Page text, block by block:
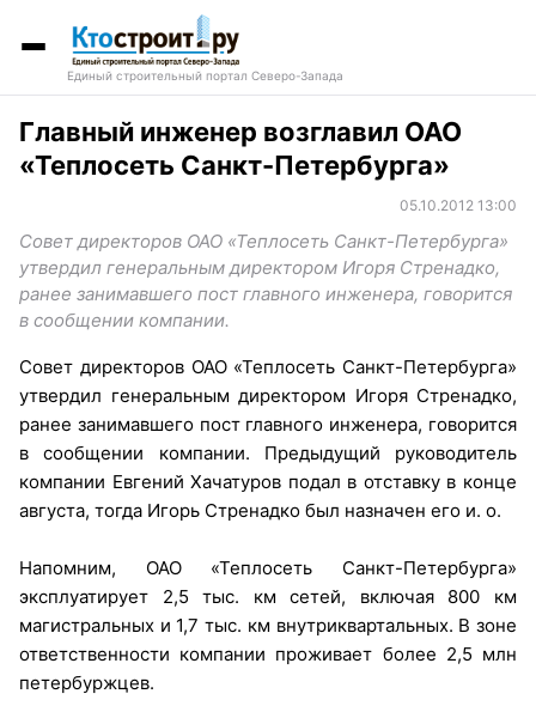
Единый строительный портал Северо-Запада
Главный инженер возглавил ОАО
«Теплосеть Санкт-Петербурга»
05.10.2012 13:00
Совет директоров ОАО «Теплосеть Санкт-Петербурга»
утвердил генеральным директором Игоря Стренадко,
ранее занимавшего пост главного инженера, говорится
в сообщении компании.
Совет директоров ОАО «Теплосеть Санкт-Петербурга»
утвердил генеральным директором Игоря Стренадко,
ранее занимавшего пост главного инженера, говорится
в сообщении компании. Предыдущий руководитель
компании Евгений Хачатуров подал в отставку в конце
августа, тогда Игорь Стренадко был назначен его и. о.
Напомним, ОАО «Теплосеть Санкт-Петербурга»
эксплуатирует 2,5 тыс. км сетей, включая 800 км
магистральных и 1,7 тыс. км внутриквартальных. В зоне
ответственности компании проживает более 2,5 млн
петербуржцев.